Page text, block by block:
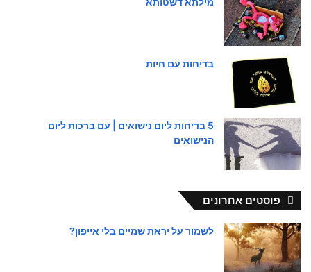
בדיחות עם חיות
5 בדיחות ליום נישואים | עם ברכות ליום
הנישואים
פוסטים אחרונים
לשמור על יראת שמיים בלי אייפון?